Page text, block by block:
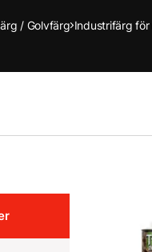
/ Golvfärg Industrifärg